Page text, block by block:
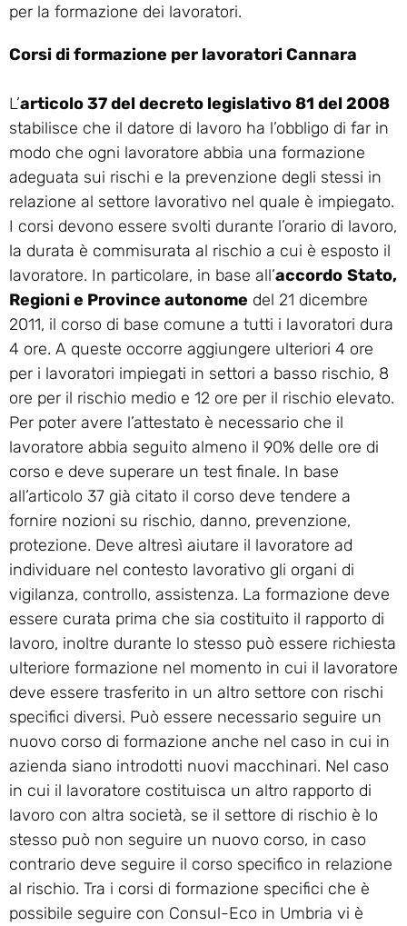
per la formazione dei lavoratori.
Corsi di formazione per lavoratori Cannara
L’articolo 37 del decreto legislativo 81 del 2008
stabilisce che il datore di lavoro ha l’obbligo di far in
modo che ogni lavoratore abbia una formazione
adeguata sui rischi e la prevenzione degli stessi in
relazione al settore lavorativo nel quale è impiegato.
I corsi devono essere svolti durante l’orario di lavoro,
la durata è commisurata al rischio a cui è esposto il
lavoratore. In particolare, in base all’accordo Stato,
Regioni e Province autonome del 21 dicembre
2011, il corso di base comune a tutti i lavoratori dura
4 ore. A queste occorre aggiungere ulteriori 4 ore
per i lavoratori impiegati in settori a basso rischio, 8
ore per il rischio medio e 12 ore per il rischio elevato.
Per poter avere l’attestato è necessario che il
lavoratore abbia seguito almeno il 90% delle ore di
corso e deve superare un test finale. In base
all’articolo 37 già citato il corso deve tendere a
fornire nozioni su rischio, danno, prevenzione,
protezione. Deve altresì aiutare il lavoratore ad
individuare nel contesto lavorativo gli organi di
vigilanza, controllo, assistenza. La formazione deve
essere curata prima che sia costituito il rapporto di
lavoro, inoltre durante lo stesso può essere richiesta
ulteriore formazione nel momento in cui il lavoratore
deve essere trasferito in un altro settore con rischi
specifici diversi. Può essere necessario seguire un
nuovo corso di formazione anche nel caso in cui in
azienda siano introdotti nuovi macchinari. Nel caso
in cui il lavoratore costituisca un altro rapporto di
lavoro con altra società, se il settore di rischio è lo
stesso può non seguire un nuovo corso, in caso
contrario deve seguire il corso specifico in relazione
al rischio. Tra i corsi di formazione specifici che è
possibile seguire con Consul-Eco in Umbria vi è